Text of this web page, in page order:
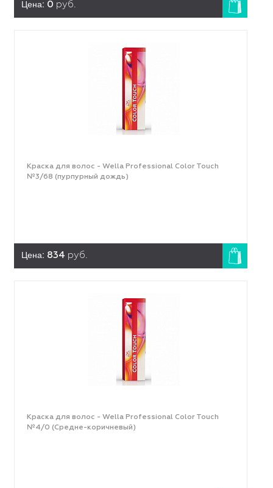
Цена: 0 руб.
Краска для волос - Wella Professional Color Touch
№3/68 (пурпурный дождь)
Цена: 834 руб.
Краска для волос - Wella Professional Color Touch
№4/0 (Средне-коричневый)